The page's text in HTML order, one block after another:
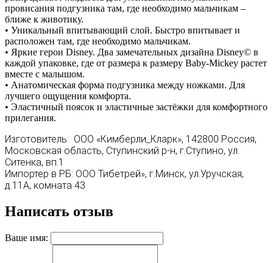
провисания подгузника там, где необходимо мальчикам –
ближе к животику.
• Уникальный впитывающий слой. Быстро впитывает и
расположен там, где необходимо мальчикам.
• Яркие герои Disney. Два замечательных дизайна Disney© в
каждой упаковке, где от размера к размеру Baby-Miсkey растет
вместе с малышом.
• Анатомическая форма подгузника между ножками. Для
лучшего ощущения комфорта.
• Эластичный поясок и эластичные застёжки для комфортного
прилегания.
Изготовитель: ООО «Кимберли_Кларк», 142800 Россия,
Московская область, Ступинский р-н, г.Ступино, ул.
Ситенка, вп.1
Импортер в РБ: ООО Тибетрей», г.Минск, ул.Уручская,
д.11А, комната 43
Написать отзыв
Ваше имя: